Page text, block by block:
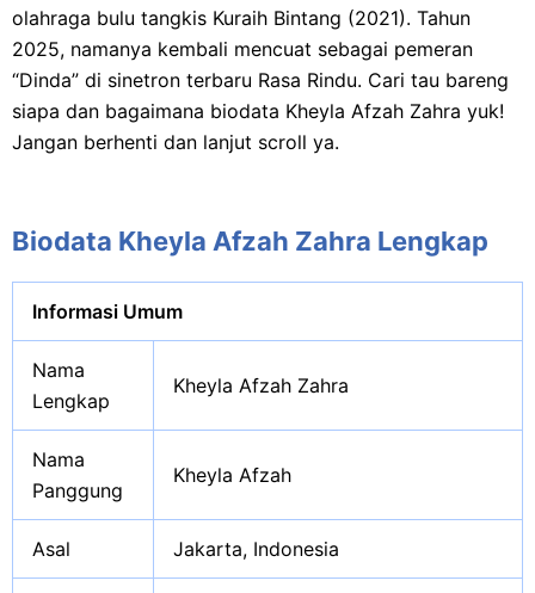
olahraga bulu tangkis Kuraih Bintang (2021). Tahun
2025, namanya kembali mencuat sebagai pemeran
“Dinda” di sinetron terbaru Rasa Rindu. Cari tau bareng
siapa dan bagaimana biodata Kheyla Afzah Zahra yuk!
Jangan berhenti dan lanjut scroll ya.
Biodata Kheyla Afzah Zahra Lengkap
Informasi Umum
Nama
Lengkap
Kheyla Afzah Zahra
Nama
Panggung
Kheyla Afzah
Asal Jakarta, Indonesia